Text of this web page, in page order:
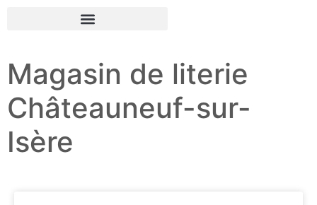
Magasin de literie
Châteauneuf-sur-
Isère